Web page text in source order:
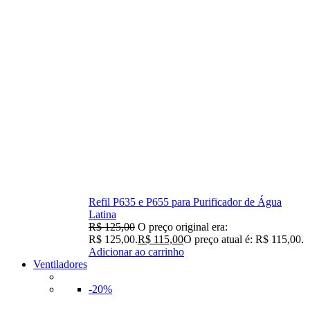
Refil P635 e P655 para Purificador de Água
Latina
R$125,00 O preço original era:
R$ 125,00.R$ 115,00O preço atual é: R$ 115,00.
Adicionar ao carrinho
Ventiladores
-20%